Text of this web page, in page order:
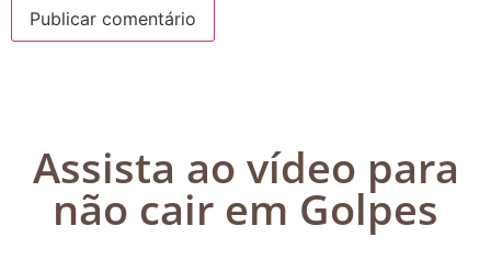
Assista ao vídeo para
não cair em Golpes